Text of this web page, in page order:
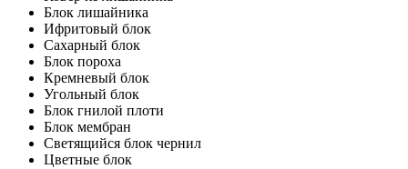
Блок лишайника
Ифритовый блок
Сахарный блок
Блок пороха
Кремневый блок
Угольный блок
Блок гнилой плоти
Блок мембран
Светящийся блок чернил
Цветные блок